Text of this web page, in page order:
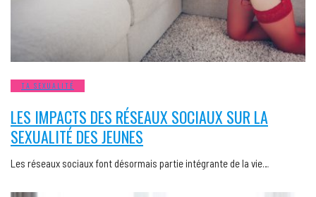
TA SEXUALITÉ
LES IMPACTS DES RÉSEAUX SOCIAUX SUR LA
SEXUALITÉ DES JEUNES
Les réseaux sociaux font désormais partie intégrante de la vie…